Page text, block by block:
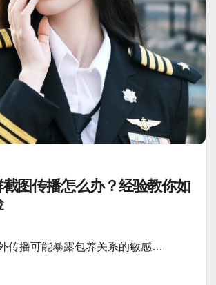
图传播怎么办？经验教你如
传播可能暴露包养关系的敏感…